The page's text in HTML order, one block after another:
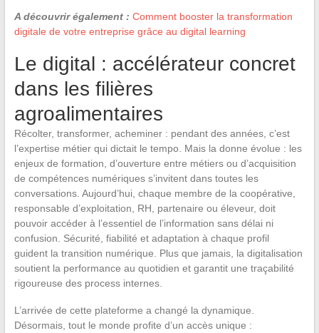
A découvrir également : Comment booster la transformation
digitale de votre entreprise grâce au digital learning
Le digital : accélérateur concret
dans les filières
agroalimentaires
Récolter, transformer, acheminer : pendant des années, c’est
l’expertise métier qui dictait le tempo. Mais la donne évolue : les
enjeux de formation, d’ouverture entre métiers ou d’acquisition
de compétences numériques s’invitent dans toutes les
conversations. Aujourd’hui, chaque membre de la coopérative,
responsable d’exploitation, RH, partenaire ou éleveur, doit
pouvoir accéder à l’essentiel de l’information sans délai ni
confusion. Sécurité, fiabilité et adaptation à chaque profil
guident la transition numérique. Plus que jamais, la digitalisation
soutient la performance au quotidien et garantit une traçabilité
rigoureuse des process internes.
L’arrivée de cette plateforme a changé la dynamique.
Désormais, tout le monde profite d’un accès unique :